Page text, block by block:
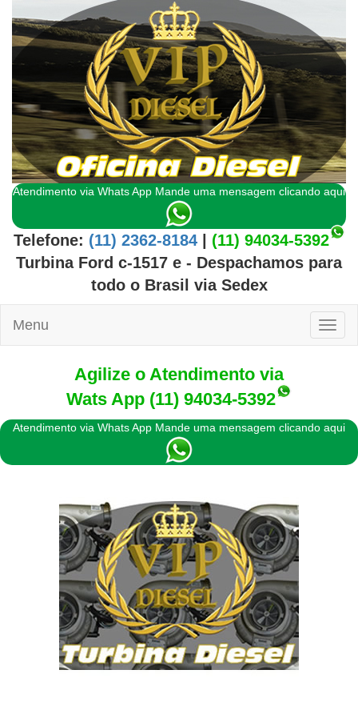
Atendimento via Whats App Mande uma mensagem clicando aqui
Telefone: (11) 2362-8184| (11) 94034-5392
Turbina Ford c-1517 e - Despachamos para
todo o Brasil via Sedex
Menu
Agilize o Atendimento via
Wats App (11) 94034-5392
Atendimento via Whats App Mande uma mensagem clicando aqui